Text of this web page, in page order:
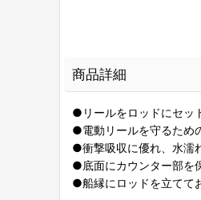
商品詳細
●リールをロッドにセッ
●電動リールを守るため
●衝撃吸収に優れ、水濡
●底面にカウンター部を
●船縁にロッドを立てて